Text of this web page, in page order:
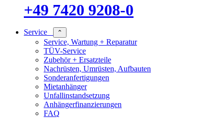
+49 7420 9208-0
Service ⌃
Service, Wartung + Reparatur
TÜV-Service
Zubehör + Ersatzteile
Nachrüsten, Umrüsten, Aufbauten
Sonderanfertigungen
Mietanhänger
Unfallinstandsetzung
Anhängerfinanzierungen
FAQ